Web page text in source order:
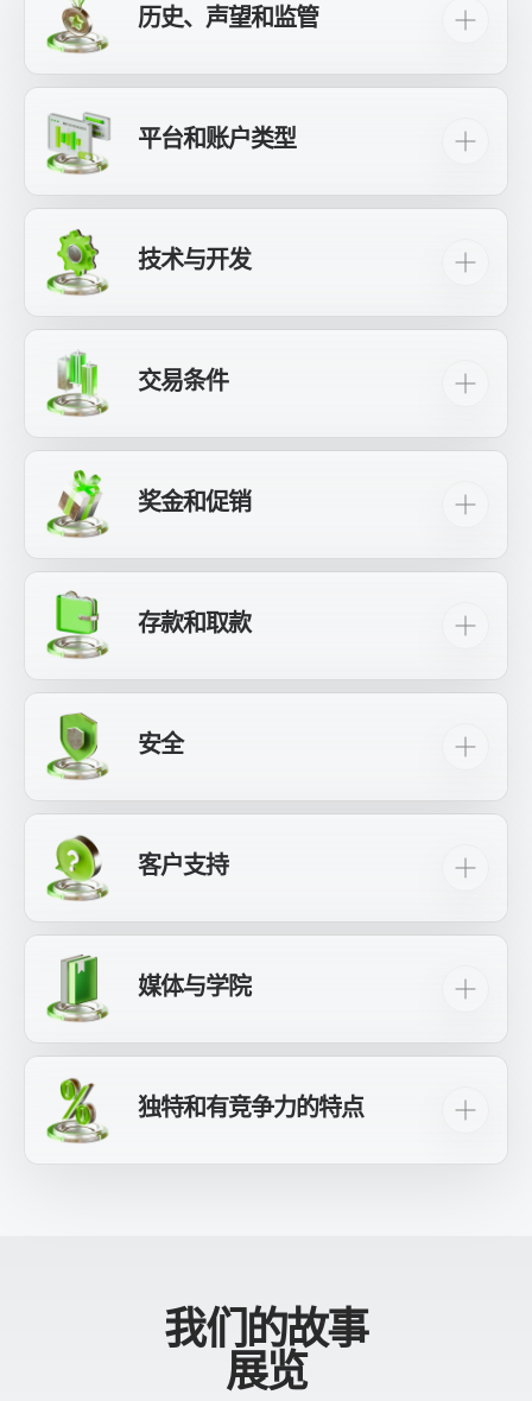
历史、声望和监管
十二年来，我们始终是值得信赖且经验丰富的经
纪商，为全球超过1,000,000名交易者提供服务！
XCHIEF GROUP 由多个在不同司法管辖区运营的
平台和账户类型
我们提供一系列账户类型，包括标准、美分、伊
斯兰 (无掉期)，
入），以及模拟账户。
在 Windows、MacOS、Android 和 iOS 设备上使
用。
技术与开发
我们聘用STP/NDD技术直接在市场上执行交易，
确保交易执行迅速高效、价差低廉和透明度。通
过绕过人工干预，我们为客户提供无缝的交易体
验，同时保持市场完整性。
我们的服务器遍布世界各地，包括法兰克福、伦
敦、爱尔兰、阿联酋和新加坡，以确保为所有客
户提供高速、高质量的交易。
百分比，我们开发了自己的流聚合架构。此外，
这项技术使我们能够提供
求稳定报价和高质量订单执行的外汇经纪商来
说。
我们致力于以客户为中心的成长和发展，根据用
户反馈不断更新我们的服务、促销、奖金和交易
工具。
交易条件
利用超过 150 种交易工具，包括：外汇（主要货
币、次要货币和奇异货币）、金属（黄金和白
银）、大宗商品（原油和天然气，包括 WTI 和布
伦特原油）、指数差价合约（10 个主要股票指
和加密货币差价合约（比特币、以太坊、比特币
现金、莱特币、瑞波币）。
交易杠杆最高可达 1:1000。
享受我们极具竞争力的低点差，欧元/美元对的平
均点差为 0 点。在特定账户中，我们提供低至 0
点点差的交易。
使用不同的交易策略，例如剥头皮交易和各种交
易工具，以及机器人/EA。
在标准账户和美分账户中以低至 0.01 标准手的交
易量开始交易。
专为基金经理和投资者设计的专用PAMM账户管理
面板。
轻松在您的
资金安全地存储在美元或欧元的临时账户中，而
且无需任何费用。
借助 xChief 的用户友好型跟单交易
奖金和促销
100 美元无存款奖金；
最多
$500 欢迎奖金（相当于存款金额的
100％）；
1000美元用于新的PAMM基金；
最高可享$10,000 xBonus；
10,000 美元奖金
最高 20,000 美元
（每笔存款最高可达
V9 包
营业额返利
保险费为押金的 30%（最高 10,000 美元）；
礼品和商品；
存款和取款
银行业务（本地银行转账、Master/VisaCard、
SWIFT、SEPA、TCPay）
电子存款和取款选项，例如：加密货币
Perfect Money 等。
即时内部（账户到账户）客户资金转账，无需佣
金。
向推荐人转移资金（联盟现金返还）
安全
我们提供先进的解决方案，帮助客户控制和减少
交易损失，同时防止出现负余额。此外，我们还
对因我方技术故障而造成的财务损失提供补偿。
客户保护。
客户支持
我们全天候提供在线支持通过在线聊天、
Telegram、WhatsApp、Viber、Instagram、
Facebook、Skype、微信、电子邮件、票务和电
话等各种渠道，均可使用 20 种语言。这些语言包
语、法语、俄语、乌克兰语、波斯语、阿拉伯
语、印尼语、中文、台湾语、日语、韩语、越南
语、菲律宾语、印地语、孟加拉语和乌尔都语。
媒体与学院
轻松永久地访问教程视频xChief 学院网站;
通过我们的网站接收每日概览、分析、预测和金
融市场新闻
独特和有竞争力的特点
所有服务，包括存款、取款、开户、交易账户管
理、客户支持、身份验证、奖金和交易积分。
我们的故事
展览